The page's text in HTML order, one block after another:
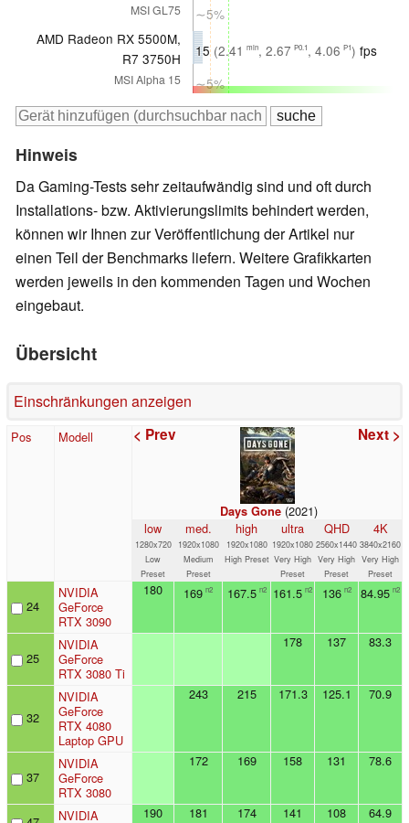
MSI GL75
∼5%
AMD Radeon RX 5500M,
R7 3750H
MSI Alpha 15
15 (2.41 min, 2.67 P0.1, 4.06 P1) fps
∼5%
Hinweis
Da Gaming-Tests sehr zeitaufwändig sind und oft durch
Installations- bzw. Aktivierungslimits behindert werden,
können wir Ihnen zur Veröffentlichung der Artikel nur
einen Teil der Benchmarks liefern. Weitere Grafikkarten
werden jeweils in den kommenden Tagen und Wochen
eingebaut.
Übersicht
Einschränkungen anzeigen
Pos Modell < Prev Next >
Days Gone (2021)
low
1280x720
Low
Preset
med.
1920x1080
Medium
Preset
high
1920x1080
High Preset
ultra
1920x1080
Very High
Preset
QHD
2560x1440
Very High
Preset
4K
3840x2160
Very High
Preset
24
NVIDIA
GeForce
RTX 3090
180 169 n2 167.5 n2 161.5 n2 136 n2 84.95 n2
25
NVIDIA
GeForce
RTX 3080 Ti
178 137 83.3
32
NVIDIA
GeForce
RTX 4080
Laptop GPU
243 215 171.3 125.1 70.9
37
NVIDIA
GeForce
RTX 3080
172 169 158 131 78.6
NVIDIA
190 181 174 141 108 64.9